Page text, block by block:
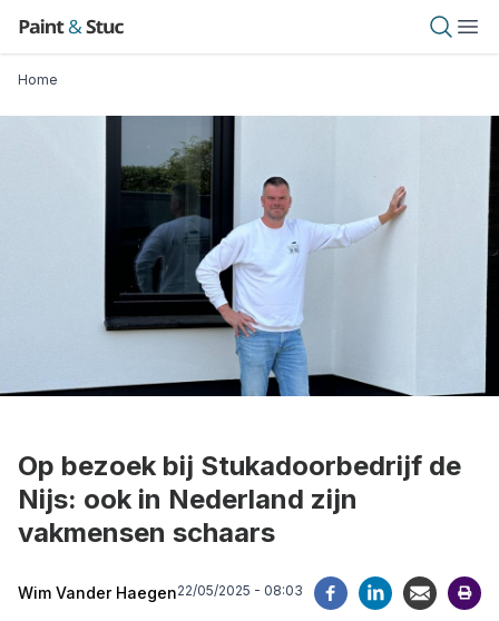
Overslaan
en
inhoud
Paint & Stuc Open
Kruimelpad
Home
Op bezoek bij Stukadoorbedrijf de
Nijs: ook in Nederland zijn
vakmensen schaars
Wim Vander Haegen22/05/2025 - 08:03